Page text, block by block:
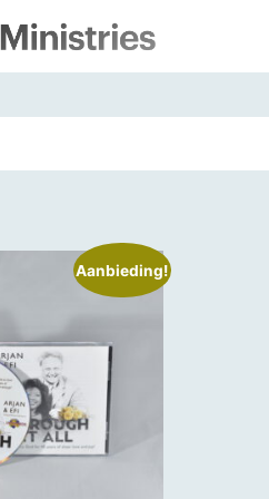
Aanbieding!